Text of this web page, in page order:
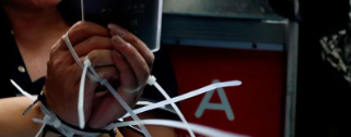
兵家常事